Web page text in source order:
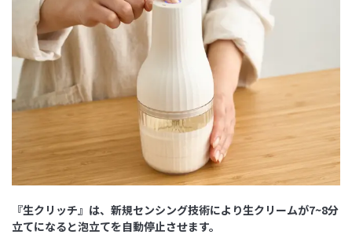
『生クリッチ』は、新規センシング技術により生クリームが7~8分
立てになると泡立てを自動停止させます。